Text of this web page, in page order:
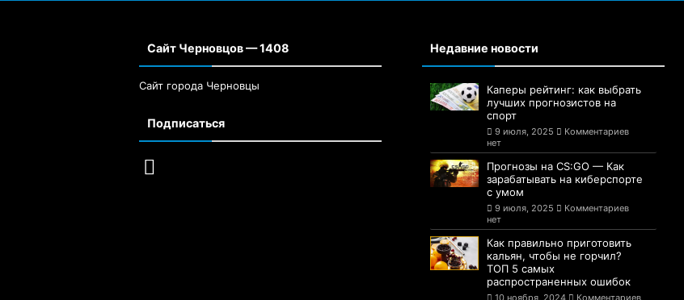
Сайт Черновцов — 1408
Сайт города Черновцы
Подписаться
Недавние новости
Каперы рейтинг: как выбрать
лучших прогнозистов на
спорт
9 июля, 2025
Комментариев
нет
Прогнозы на CS:GO — Как
зарабатывать на киберспорте
с умом
9 июля, 2025
Комментариев
нет
Как правильно приготовить
кальян, чтобы не горчил?
ТОП 5 самых
распространенных ошибок